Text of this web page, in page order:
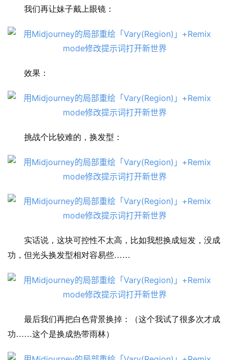
源
应
业
文
程
架
登录 注册
我们再让妹子戴上眼镜：
效果：
挑战个比较难的，换发型：
实话说，这块可控性不太高，比如我想换成短发，没成
功，但光头换发型相对容易些……
最后我们再把白色背景换掉：（这个我试了很多次才成
功……这个是换成热带雨林）